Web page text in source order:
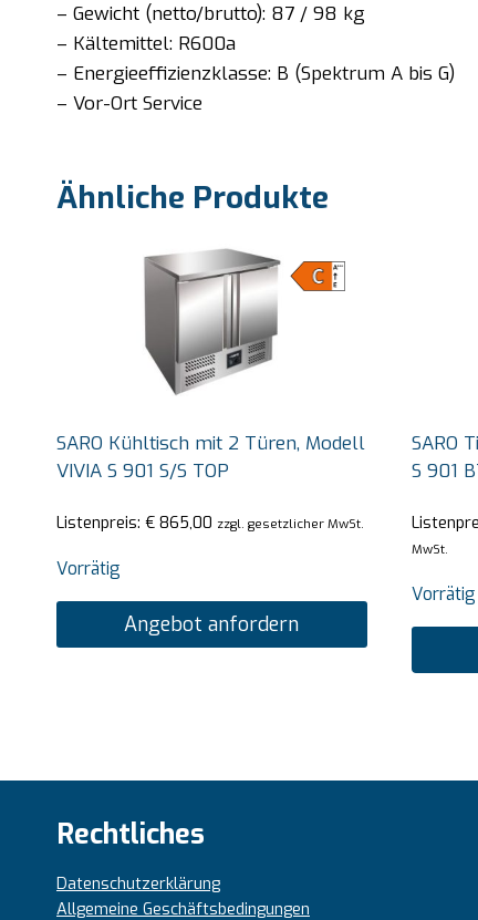
– Gewicht (netto/brutto): 87 / 98 kg
– Kältemittel: R600a
– Energieeffizienzklasse: B (Spektrum A bis G)
– Vor-Ort Service
Ähnliche Produkte
SARO Kühltisch mit 2 Türen, Modell
VIVIA S 901 S/S TOP
Listenpreis: € 865,00 zzgl. gesetzlicher MwSt.
Vorrätig
Angebot anfordern
SARO
S 901
MwSt.
Vorrätig
Rechtliches
Datenschutzerklärung
Allgemeine Geschäftsbedingungen